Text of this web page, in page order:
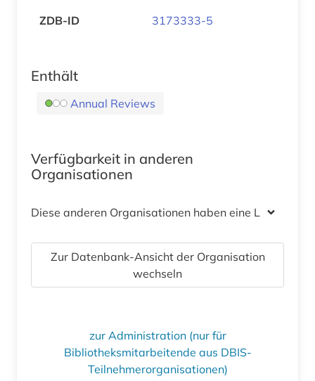
ZDB-ID
3173333-5
Enthält
Annual Reviews
Verfügbarkeit in anderen
Organisationen
Diese anderen Organisationen haben eine Lizenz
Zur Datenbank-Ansicht der Organisation
wechseln
zur Administration (nur für
Bibliotheksmitarbeitende aus DBIS-
Teilnehmerorganisationen)